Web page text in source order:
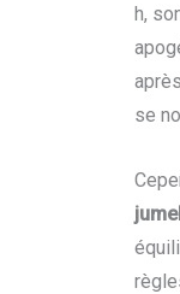
h,
se